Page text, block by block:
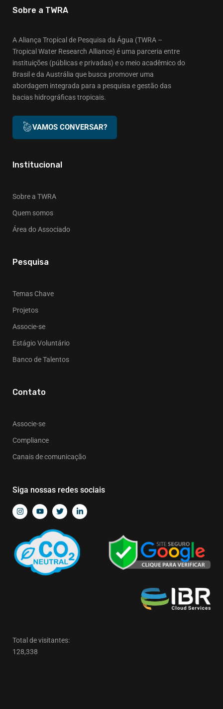
Sobre a TWRA
A Aliança Tropical de Pesquisa da Água (TWRA –
Tropical Water Research Alliance) é uma parceria entre
instituições (públicas e privadas) e o meio acadêmico do
Brasil e da Austrália que busca promover uma
abordagem integrada para a pesquisa e gestão das
bacias hidrográficas tropicais.
VAMOS CONVERSAR?
Institucional
Sobre a TWRA
Quem somos
Área do Associado
Pesquisa
Temas Chave
Projetos
Associe-se
Estágio Voluntário
Banco de Talentos
Contato
Associe-se
Compliance
Canais de comunicação
Siga nossas redes sociais
Total de visitantes:
128,338